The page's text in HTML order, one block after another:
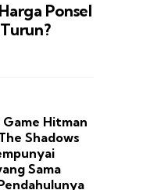
Ponsel
Hitman
Shadows
Sama